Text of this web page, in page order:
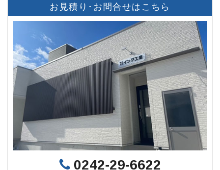
お見積り･お問合せはこちら
0242-29-6622